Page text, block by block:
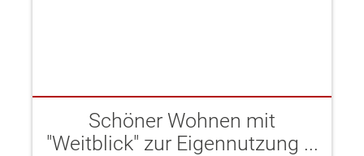
Schöner Wohnen mit
"Weitblick" zur Eigennutzung ...